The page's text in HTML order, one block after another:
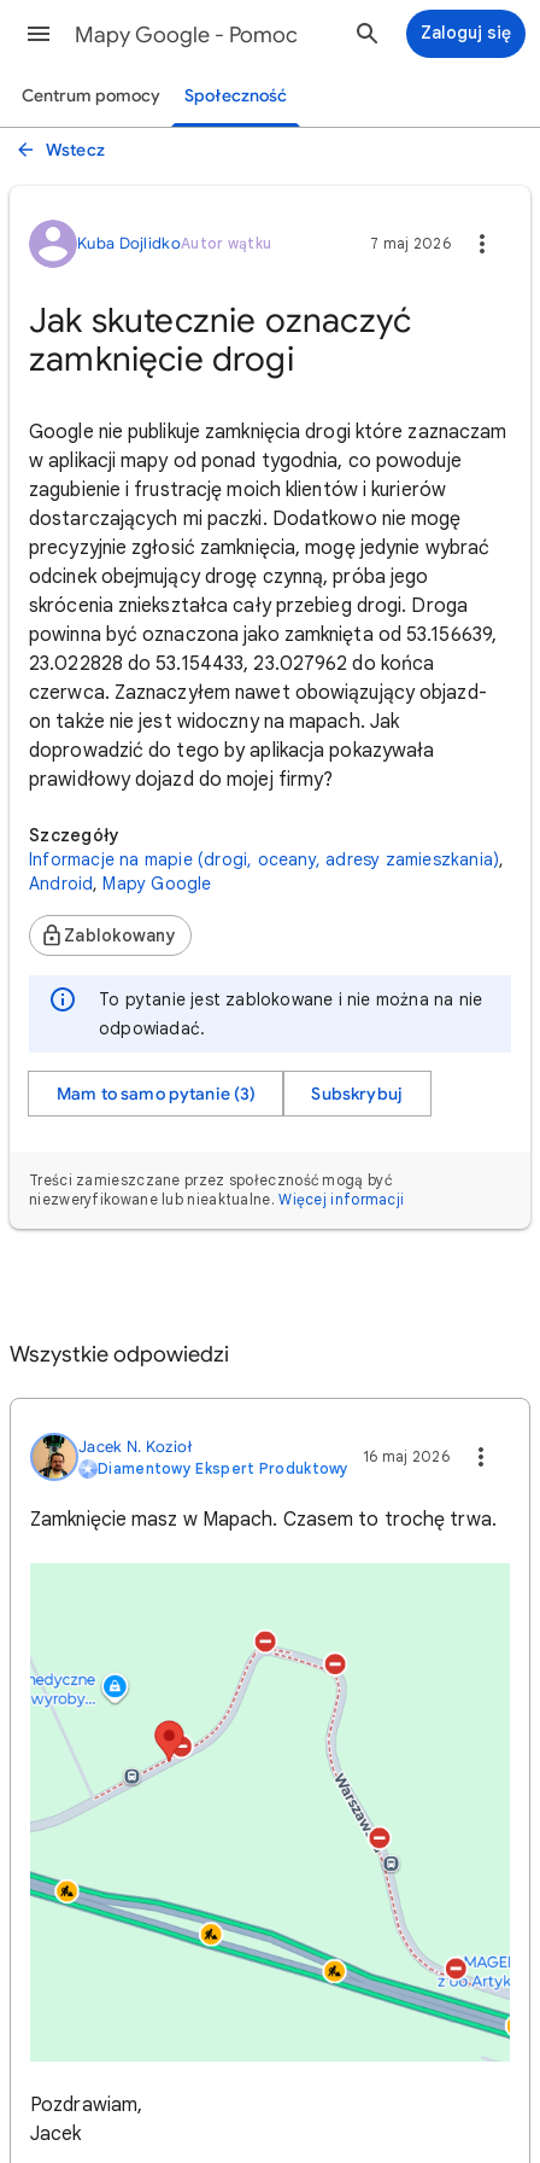
Mapy Google - Pomoc Zaloguj się
Centrum pomocy Społeczność
Wstecz
Kuba DojlidkoAutor wątku 7 maj 2026
Jak skutecznie oznaczyć
zamknięcie drogi
Google nie publikuje zamknięcia drogi które zaznaczam
w aplikacji mapy od ponad tygodnia, co powoduje
zagubienie i frustrację moich klientów i kurierów
dostarczających mi paczki. Dodatkowo nie mogę
precyzyjnie zgłosić zamknięcia, mogę jedynie wybrać
odcinek obejmujący drogę czynną, próba jego
skrócenia zniekształca cały przebieg drogi. Droga
powinna być oznaczona jako zamknięta od 53.156639,
23.022828 do 53.154433, 23.027962 do końca
czerwca. Zaznaczyłem nawet obowiązujący objazd-
on także nie jest widoczny na mapach. Jak
doprowadzić do tego by aplikacja pokazywała
prawidłowy dojazd do mojej firmy?
Szczegóły
Informacje na mapie (drogi, oceany, adresy zamieszkania),
Android, Mapy Google
Zablokowany
To pytanie jest zablokowane i nie można na nie
odpowiadać.
Mam to samo pytanie (3) Subskrybuj
Treści zamieszczane przez społeczność mogą być
niezweryfikowane lub nieaktualne. Więcej informacji
Wszystkie odpowiedzi
Jacek N. Kozioł
Diamentowy Ekspert Produktowy
16 maj 2026
Zamknięcie masz w Mapach. Czasem to trochę trwa.
Pozdrawiam,
Jacek